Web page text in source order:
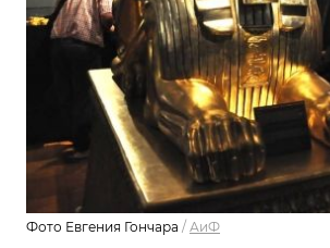
Фото Евгения Гончара / АиФ